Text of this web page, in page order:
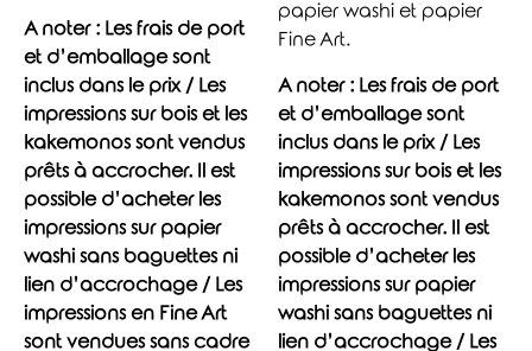
A noter : Les frais de port
et d’emballage sont
inclus dans le prix / Les
impressions sur bois et les
kakemonos sont vendus
prêts à accrocher. Il est
possible d’acheter les
impressions sur papier
washi sans baguettes ni
lien d’accrochage / Les
impressions en Fine Art
sont vendues sans cadre
papier washi et papier
Fine Art.
A noter : Les frais de port
et d’emballage sont
inclus dans le prix / Les
impressions sur bois et les
kakemonos sont vendus
prêts à accrocher. Il est
possible d’acheter les
impressions sur papier
washi sans baguettes ni
lien d’accrochage / Les